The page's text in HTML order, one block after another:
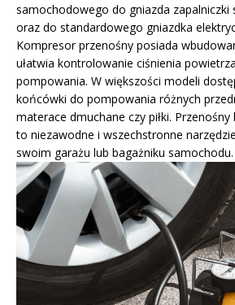
samochodowego do gniazda zapalniczki
oraz do standardowego gniazdka
Kompresor przenośny posiada
ułatwia kontrolowanie ciśnienia
pompowania. W większości modeli
końcówki do pompowania różnych
materace dmuchane czy piłki.
to niezawodne i wszechstronne
swoim garażu lub bagażniku samochodu.